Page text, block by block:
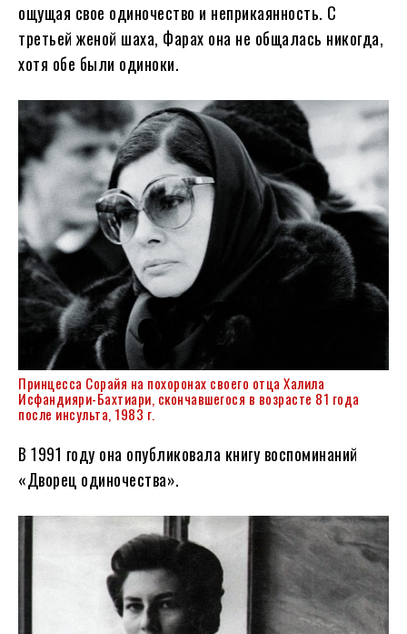
ощущая свое одиночество и неприкаянность. С
третьей женой шаха, Фарах она не общалась никогда,
хотя обе были одиноки.
Принцесса Сорайя на похоронах своего отца Халила
Исфандияри-Бахтиари, скончавшегося в возрасте 81 года
после инсульта, 1983 г.
В 1991 году она опубликовала книгу воспоминаний
«Дворец одиночества».